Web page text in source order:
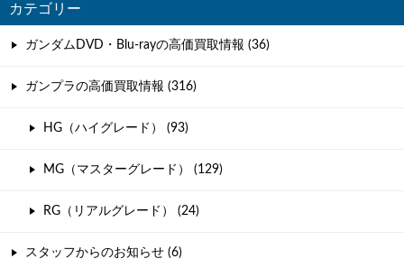
カテゴリー
ガンダムDVD・Blu-rayの高価買取情報 (36)
ガンプラの高価買取情報 (316)
HG（ハイグレード） (93)
MG（マスターグレード） (129)
RG（リアルグレード） (24)
スタッフからのお知らせ (6)